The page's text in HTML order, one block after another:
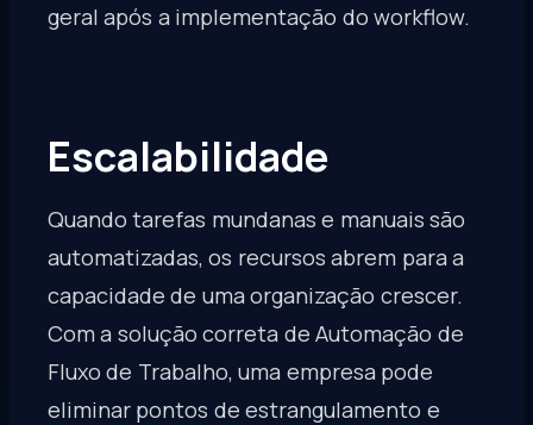
geral após a implementação do workflow.
Escalabilidade
Quando tarefas mundanas e manuais são
automatizadas, os recursos abrem para a
capacidade de uma organização crescer.
Com a solução correta de Automação de
Fluxo de Trabalho, uma empresa pode
eliminar pontos de estrangulamento e